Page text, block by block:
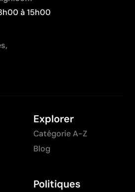
à 15h00
Explorer
Catégorie A-Z
Blog
Politiques